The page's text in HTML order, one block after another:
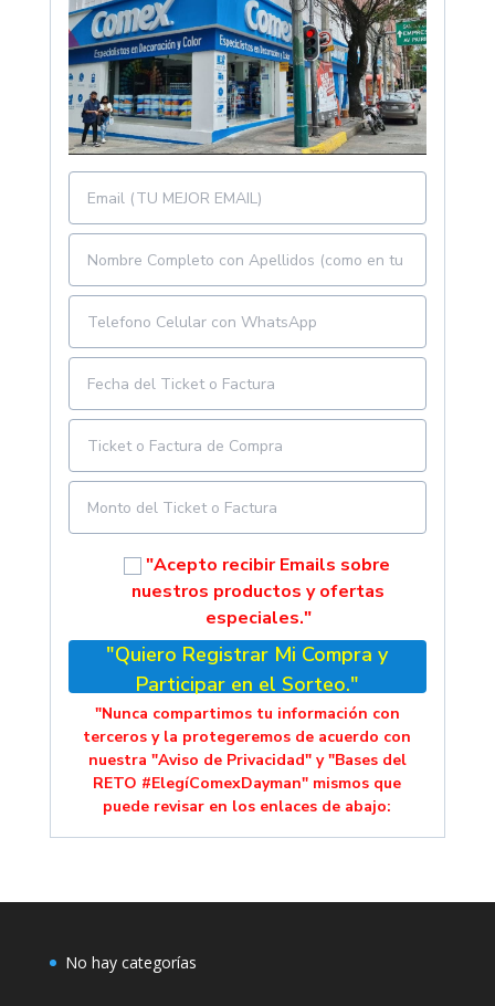
"Acepto recibir Emails sobre
nuestros productos y ofertas
especiales."
"Quiero Registrar Mi Compra y
Participar en el Sorteo."
"Nunca compartimos tu información con
terceros y la protegeremos de acuerdo con
nuestra "Aviso de Privacidad" y "Bases del
RETO #ElegíComexDayman" mismos que
puede revisar en los enlaces de abajo:
No hay categorías